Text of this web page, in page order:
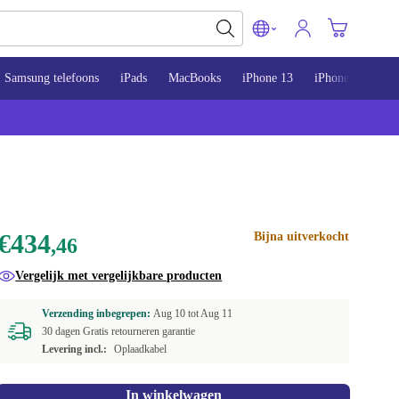
Samsung telefoons iPads MacBooks iPhone 13 iPhone 14
,46 Bijna uitverkocht
Vergelijk met vergelijkbare producten
Verzending inbegrepen:Aug 10 totAug 11
30 dagen Gratis retourneren garantie
Levering incl.:
Oplaadkabel
In winkelwagen